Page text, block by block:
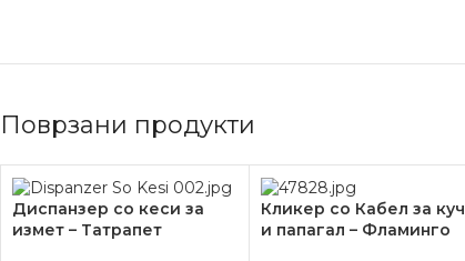
Поврзани продукти
Диспанзер со кеси за
измет – Татрапет
Кликер со Кабел за
и папагал – Фламинго